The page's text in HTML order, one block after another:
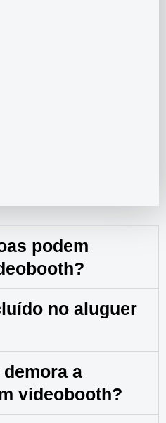
podem
no aluguer
a
videobooth?